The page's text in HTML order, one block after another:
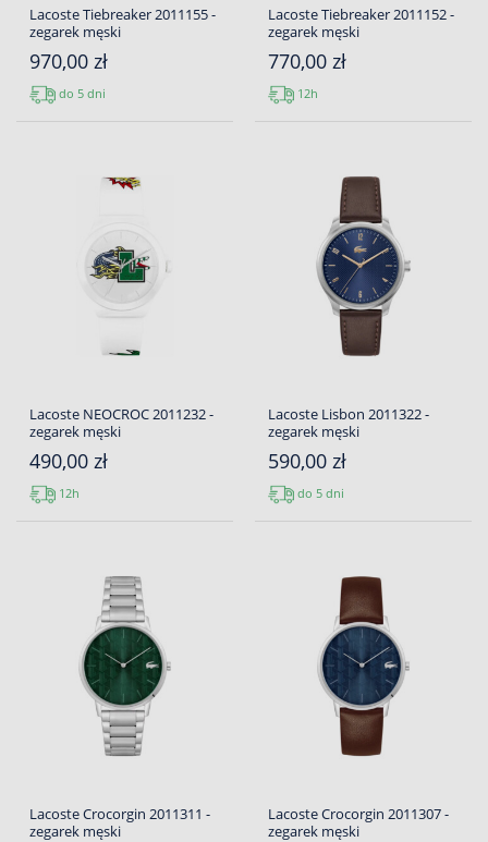
Lacoste Tiebreaker 2011155 -
zegarek męski
970,00 zł
do 5 dni
Lacoste Tiebreaker 2011152 -
zegarek męski
770,00 zł
12h
Lacoste NEOCROC 2011232 -
zegarek męski
490,00 zł
12h
Lacoste Lisbon 2011322 -
zegarek męski
590,00 zł
do 5 dni
Lacoste Crocorgin 2011311 -
zegarek męski
Lacoste Crocorgin 2011307 -
zegarek męski